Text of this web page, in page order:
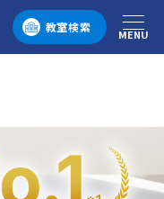
教室検索
メニュー
MENU